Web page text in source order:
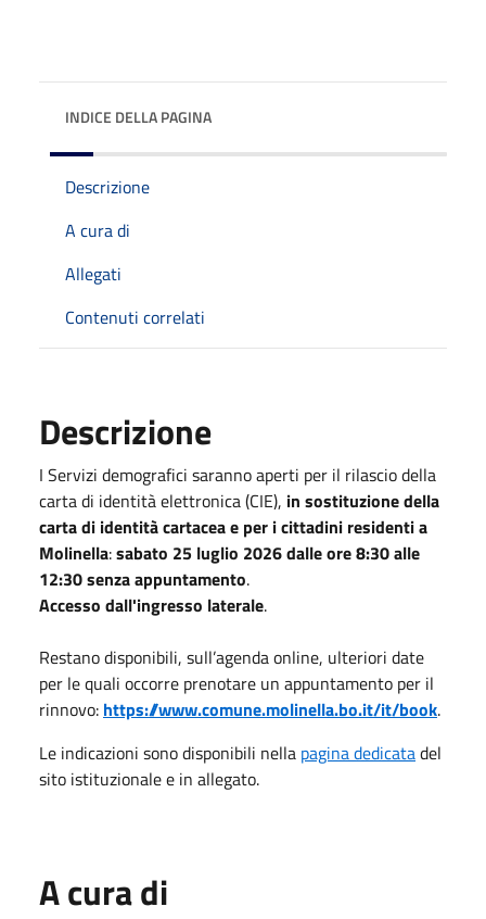
INDICE DELLA PAGINA
Descrizione
A cura di
Allegati
Contenuti correlati
Descrizione
I Servizi demografici saranno aperti per il rilascio della
carta di identità elettronica (CIE), in sostituzione della
carta di identità cartacea e per i cittadini residenti a
Molinella:sabato 25 luglio 2026 dalle ore 8:30 alle
12:30 senza appuntamento.
Accesso dall'ingresso laterale.
Restano disponibili, sull’agenda online, ulteriori date
per le quali occorre prenotare un appuntamento per il
rinnovo: https://www.comune.molinella.bo.it/it/book.
Le indicazioni sono disponibili nella pagina dedicatadel
sito istituzionale e in allegato.
A cura di